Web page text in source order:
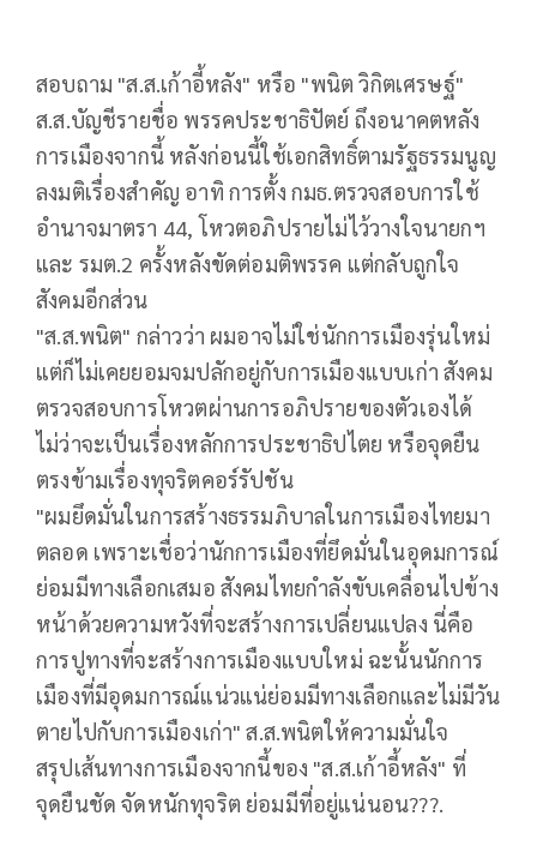
สอบถาม "ส.ส.เก้าอี้หลัง" หรือ "พนิต วิกิตเศรษฐ์"
ส.ส.บัญชีรายชื่อ พรรคประชาธิปัตย์ ถึงอนาคตหลัง
การเมืองจากนี้ หลังก่อนนี้ใช้เอกสิทธิ์ตามรัฐธรรมนูญ
ลงมติเรื่องสำคัญ อาทิ การตั้ง กมธ.ตรวจสอบการใช้
อำนาจมาตรา 44, โหวตอภิปรายไม่ไว้วางใจนายกฯ
และ รมต.2 ครั้งหลังขัดต่อมติพรรค แต่กลับถูกใจ
สังคมอีกส่วน
"ส.ส.พนิต" กล่าวว่า ผมอาจไม่ใช่นักการเมืองรุ่นใหม่
แต่ก็ไม่เคยยอมจมปลักอยู่กับการเมืองแบบเก่า สังคม
ตรวจสอบการโหวตผ่านการอภิปรายของตัวเองได้
ไม่ว่าจะเป็นเรื่องหลักการประชาธิปไตย หรือจุดยืน
ตรงข้ามเรื่องทุจริตคอร์รัปชัน
"ผมยึดมั่นในการสร้างธรรมภิบาลในการเมืองไทยมา
ตลอด เพราะเชื่อว่านักการเมืองที่ยึดมั่นในอุดมการณ์
ย่อมมีทางเลือกเสมอ สังคมไทยกําลังขับเคลื่อนไปข้าง
หน้าด้วยความหวังที่จะสร้างการเปลี่ยนแปลง นี่คือ
การปูทางที่จะสร้างการเมืองแบบใหม่ ฉะนั้นนักการ
เมืองที่มีอุดมการณ์แน่วแน่ย่อมมีทางเลือกและไม่มีวัน
ตายไปกับการเมืองเก่า" ส.ส.พนิตให้ความมั่นใจ
สรุปเส้นทางการเมืองจากนี้ของ "ส.ส.เก้าอี้หลัง" ที่
จุดยืนชัด จัดหนักทุจริต ย่อมมีที่อยู่แน่นอน???.